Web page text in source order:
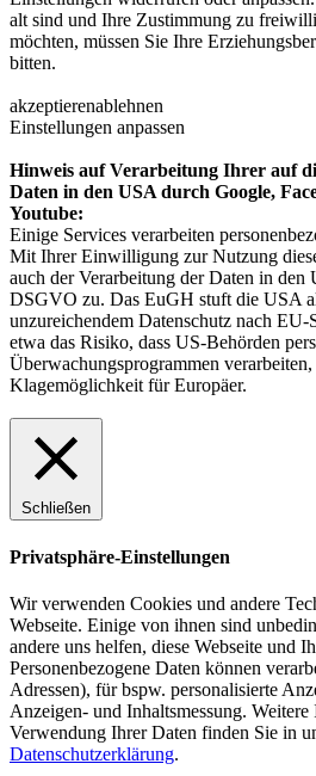
alt sind und Ihre Zustimmung zu
möchten, müssen Sie Ihre
bitten.
akzeptierenablehnen
Einstellungen anpassen
Hinweis auf Verarbeitung Ihrer auf
Daten in den USA durch Google,
Youtube:
Einige Services verarbeiten
Mit Ihrer Einwilligung zur Nutzung
auch der Verarbeitung der Daten in
DSGVO zu. Das EuGH stuft die USA
unzureichendem Datenschutz nach EU-
etwa das Risiko, dass US-Behörden
Überwachungsprogrammen verarbeiten,
Klagemöglichkeit für Europäer.
Schließen
Privatsphäre-Einstellungen
Wir verwenden Cookies und andere
Webseite. Einige von ihnen sind
andere uns helfen, diese Webseite und
Personenbezogene Daten können
Adressen), für bspw. personalisierte
Anzeigen- und Inhaltsmessung.
Verwendung Ihrer Daten finden Sie in
Datenschutzerklärung.